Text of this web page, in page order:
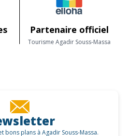
Partenaire officiel
Tourisme Agadir Souss-Massa
bons plans à Agadir Souss-Massa.